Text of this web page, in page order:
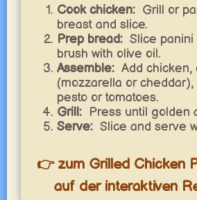
Cook chicken: Grill or
breast and slice.
Prep bread: Slice
brush with olive oil.
Assemble: Add chicken,
(mozzarella or cheddar),
pesto or tomatoes.
Grill: Press until golden
Serve: Slice and serve
👉 zum Grilled Chicken
auf der interaktiven